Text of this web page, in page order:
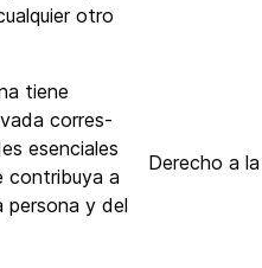
otro
tiene
corres-
esenciales
contribuya a
persona y del
Derecho a